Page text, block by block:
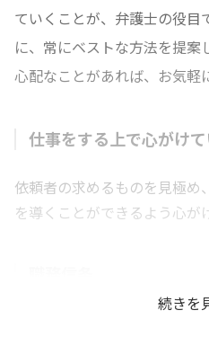
ていくことが、弁護士の役目
に、常にベストな方法を提案
心配なことがあれば、お気軽
仕事をする上で心がけ
依頼者の求めるものを見極め
を導くことができるよう心が
続きを